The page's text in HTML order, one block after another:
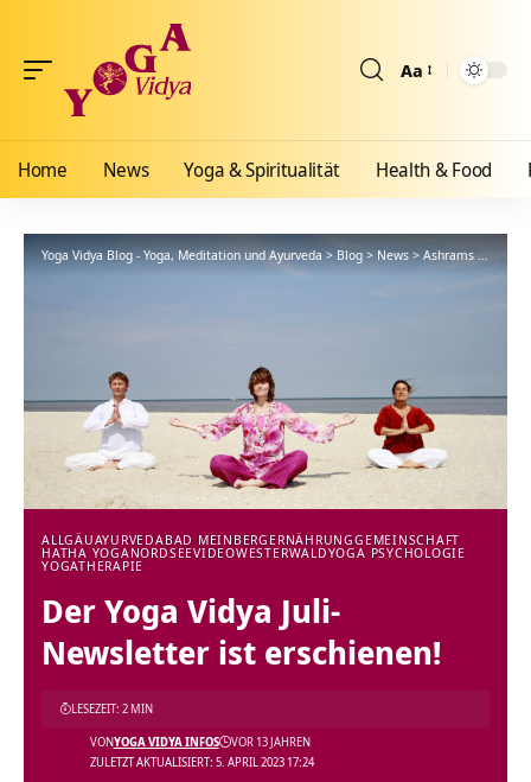
Aa
Home News Yoga & Spiritualität Health & Food
Yoga Vidya Blog - Yoga, Meditation und Ayurveda>Blog>News>Ashrams> Allgäu
ALLGÄUAYURVEDABAD MEINBERG ERNÄHRUNGGEMEINSCHAFT
HATHA YOGANORDSEEVIDEOWESTERWALDYOGA PSYCHOLOGIE
YOGATHERAPIE
Der Yoga Vidya Juli-
Newsletter ist erschienen!
ZULETZT AKTUALISIERT: 5. APRIL 2023 17:24
VONYOGA VIDYA INFOS VOR 13 JAHREN
LESEZEIT: 2 MIN